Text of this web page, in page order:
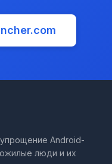
in new tab)
Android-
люди и их